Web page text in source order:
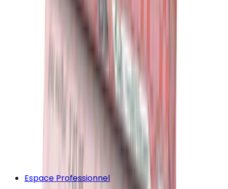
Espace Professionnel